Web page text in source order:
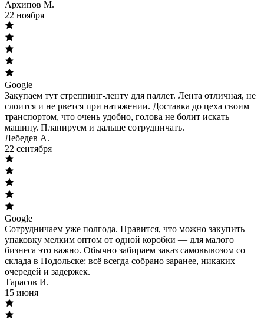
Архипов М.
22 ноября
Google
Закупаем тут стреппинг-ленту для паллет. Лента отличная, не
слоится и не рвется при натяжении. Доставка до цеха своим
транспортом, что очень удобно, голова не болит искать
машину. Планируем и дальше сотрудничать.
Лебедев А.
22 сентября
Google
Сотрудничаем уже полгода. Нравится, что можно закупить
упаковку мелким оптом от одной коробки — для малого
бизнеса это важно. Обычно забираем заказ самовывозом со
склада в Подольске: всё всегда собрано заранее, никаких
очередей и задержек.
Тарасов И.
15 июня